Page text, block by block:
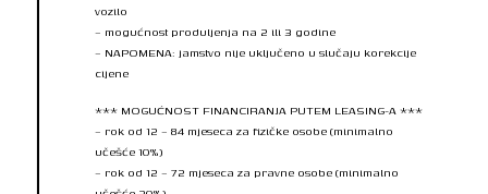
vozilo
– mogućnost produljenja na 2 ili 3 godine
– NAPOMENA: jamstvo nije uključeno u slučaju korekcije
cijene
*** MOGUĆNOST FINANCIRANJA PUTEM LEASING-A ***
– rok od 12 – 84 mjeseca za fizičke osobe (minimalno
učešće 10%)
– rok od 12 – 72 mjeseca za pravne osobe (minimalno